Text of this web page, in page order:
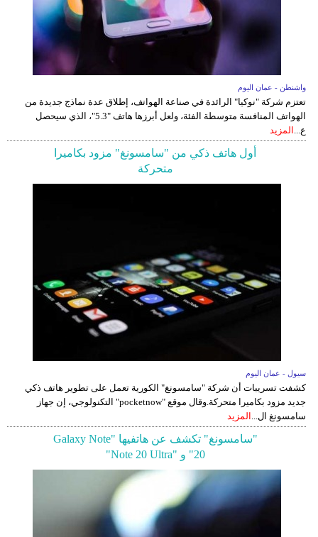
واشنطن - عمان اليوم
تعتزم شركة "نوكيا" الرائدة في صناعة الهواتف، إطلاق عدة نماذج جديدة من
الهواتف المنافسة متوسطة الفئة، ولعل أبرزها هاتف "5.3"، الذي سيحصل
ع... المزيد
أول هاتف ذكي من "سامسونغ" مزود بكاميرا
متحركة
سيول - عمان اليوم
كشفت تسريبات أن شركة "سامسونغ" الكورية تعمل على تطوير هاتف ذكي
جديد مزود بكاميرا متحركة.وقال موقع "pocketnow" التكنولوجي، إن جهاز
سامسونغ ال... المزيد
"سامسونغ" تكشف عن هاتفيها "Galaxy Note
20" و "Note 20 Ultra"